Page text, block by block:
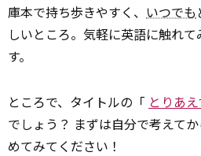
庫本で持ち歩きやすく、 いつでも
しいところ。気軽に英語に触れ
す。
ところで、タイトルの「 とりあ
でしょう？ まずは自分で考えて
めてみてください！